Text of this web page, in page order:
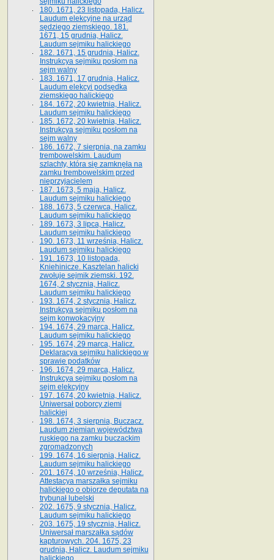
180. 1671, 23 listopada, Halicz.
Laudum elekcyjne na urząd
sędziego ziemskiego. 181.
1671, 15 grudnia, Halicz.
Laudum sejmiku halickiego
182. 1671, 15 grudnia, Halicz.
Instrukcya sejmiku posłom na
sejm walny
183. 1671, 17 grudnia, Halicz.
Laudum elekcyi podsędka
ziemskiego halickiego
184. 1672, 20 kwietnia, Halicz.
Laudum sejmiku halickiego
185. 1672, 20 kwietnia, Halicz.
Instrukcya sejmiku posłom na
sejm walny
186. 1672, 7 sierpnia, na zamku
trembowelskim. Laudum
szlachty, która się zamknęła na
zamku trembowelskim przed
nieprzyjacielem
187. 1673, 5 maja, Halicz.
Laudum sejmiku halickiego
188. 1673, 5 czerwca, Halicz.
Laudum sejmiku halickiego
189. 1673, 3 lipca, Halicz.
Laudum sejmiku halickiego
190. 1673, 11 września, Halicz.
Laudum sejmiku halickiego
191. 1673, 10 listopada,
Kniehinicze. Kasztelan halicki
zwołuje sejmik ziemski. 192.
1674, 2 stycznia, Halicz.
Laudum sejmiku halickiego
193. 1674, 2 stycznia, Halicz.
Instrukcya sejmiku posłom na
sejm konwokacyjny
194. 1674, 29 marca, Halicz.
Laudum sejmiku halickiego
195. 1674, 29 marca, Halicz.
Deklaracya sejmiku halickiego w
sprawie podatków
196. 1674, 29 marca, Halicz.
Instrukcya sejmiku posłom na
sejm elekcyjny
197. 1674, 20 kwietnia, Halicz.
Uniwersał poborcy ziemi
halickiej
198. 1674, 3 sierpnia, Buczacz.
Laudum ziemian województwa
ruskiego na zamku buczackim
zgromadzonych
199. 1674, 16 sierpnia, Halicz.
Laudum sejmiku halickiego
201. 1674, 10 września, Halicz.
Attestacya marszałka sejmiku
halickiego o obiorze deputata na
trybunał lubelski
202. 1675, 9 stycznia, Halicz.
Laudum sejmiku halickiego
203. 1675, 19 stycznia, Halicz.
Uniwersał marszałka sądów
kapturowych. 204. 1675, 23
grudnia, Halicz. Laudum sejmiku
halickiego